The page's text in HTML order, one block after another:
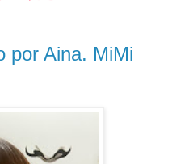
por Aina. MiMi